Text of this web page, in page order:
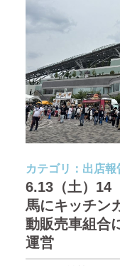
カテゴリ： 出店報
6.13（土）14
馬にキッチン
動販売車組合
運営